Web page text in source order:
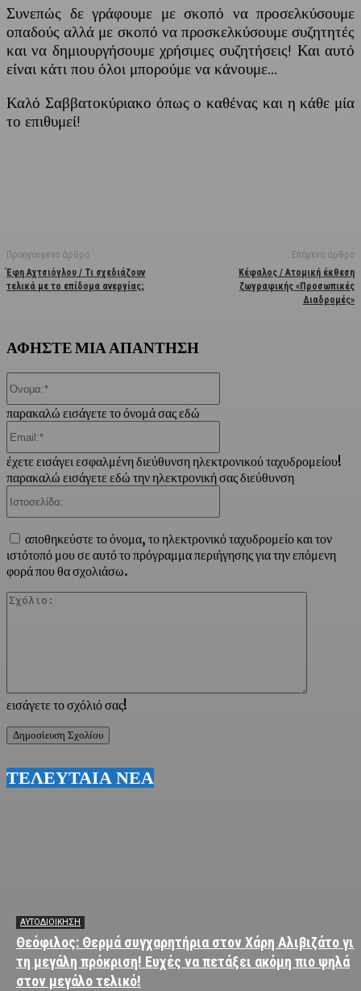
Συνεπώς δε γράφουμε με σκοπό να προσελκύσουμε
οπαδούς αλλά με σκοπό να προσκελκύσουμε συζητητές
και να δημιουργήσουμε χρήσιμες συζητήσεις! Και αυτό
είναι κάτι που όλοι μπορούμε να κάνουμε…
Καλό Σαββατοκύριακο όπως ο καθένας και η κάθε μία
το επιθυμεί!
Προηγούμενο άρθρο
Έφη Αχτσιόγλου / Τι σχεδιάζουν
τελικά με το επίδομα ανεργίας;
Επόμενο άρθρο
Κέφαλος / Ατομική έκθεση
ζωγραφικής «Προσωπικές
Διαδρομές»
ΑΦΗΣΤΕ ΜΙΑ ΑΠΑΝΤΗΣΗ
εισάγετε το σχόλιό σας!
παρακαλώ εισάγετε το όνομά σας εδώ
έχετε εισάγει εσφαλμένη διεύθυνση ηλεκτρονικού ταχυδρομείου!
παρακαλώ εισάγετε εδώ την ηλεκτρονική σας διεύθυνση
αποθηκεύστε το όνομα, το ηλεκτρονικό ταχυδρομείο και τον
ιστότοπό μου σε αυτό το πρόγραμμα περιήγησης για την επόμενη
φορά που θα σχολιάσω.
ΤΕΛΕΥΤΑΙΑ ΝΕΑ
ΑΥΤΟΔΙΟΙΚΗΣΗ
Θεόφιλος: Θερμά συγχαρητήρια στον Χάρη Αλιβιζάτο για
τη μεγάλη πρόκριση! Ευχές να πετάξει ακόμη πιο ψηλά
στον μεγάλο τελικό!